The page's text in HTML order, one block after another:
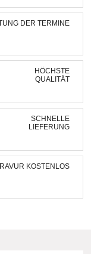
DER TERMINE
HÖCHSTE
QUALITÄT
SCHNELLE
LIEFERUNG
KOSTENLOS